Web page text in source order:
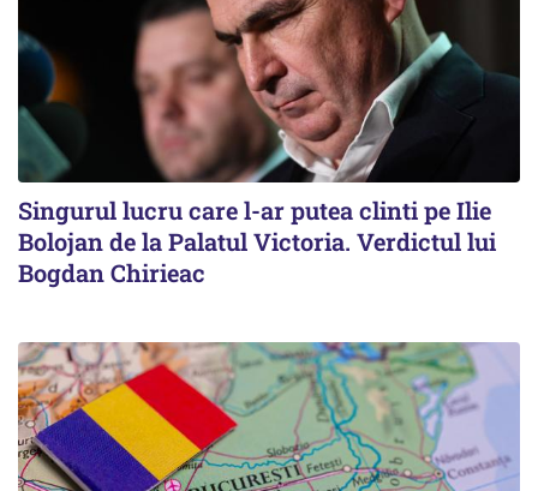
Singurul lucru care l-ar putea clinti pe Ilie
Bolojan de la Palatul Victoria. Verdictul lui
Bogdan Chirieac